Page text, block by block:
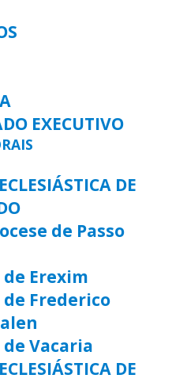
EXECUTIVO
DE
de Passo
de Erexim
de Frederico
de Vacaria
DE